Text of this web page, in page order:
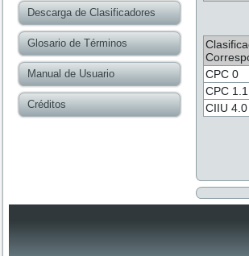
Descarga de Clasificadores
Glosario de Términos
Manual de Usuario
Créditos
CPC 0
CPC 1.1
CIIU 4.0